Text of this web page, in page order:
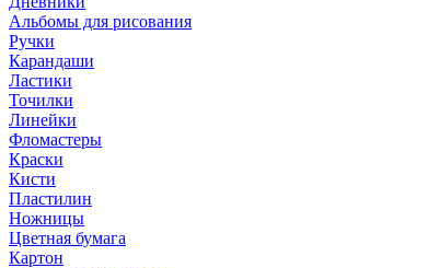
Альбомы для рисования
Ручки
Карандаши
Ластики
Точилки
Линейки
Фломастеры
Краски
Кисти
Пластилин
Ножницы
Цветная бумага
Картон